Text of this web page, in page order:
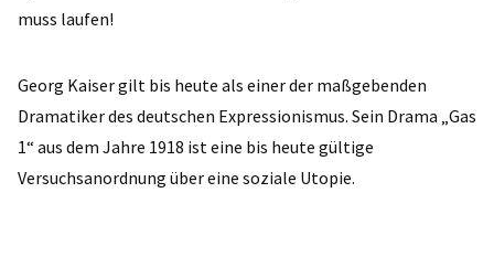
muss laufen!
Georg Kaiser gilt bis heute als einer der maßgebenden
Dramatiker des deutschen Expressionismus. Sein Drama „Gas
1“ aus dem Jahre 1918 ist eine bis heute gültige
Versuchsanordnung über eine soziale Utopie.